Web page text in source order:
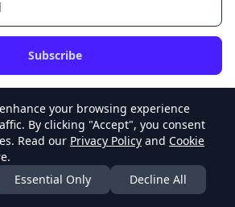
Subscribe
v2, Inc. All rights reserved.
your browsing experience
By clicking "Accept", you consent
Read our Privacy Policy and Cookie
Essential Only Decline All